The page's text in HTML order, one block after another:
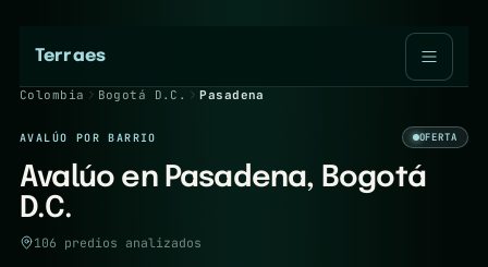
Terraes
Colombia Bogotá D.C. Pasadena
AVALÚO POR BARRIO OFERTA
Avalúo en Pasadena, Bogotá
D.C.
106 predios analizados